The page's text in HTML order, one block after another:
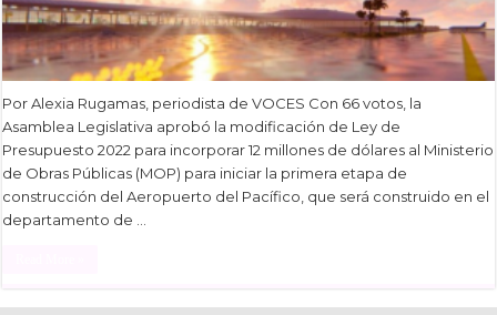
Por Alexia Rugamas, periodista de VOCES Con 66 votos, la
Asamblea Legislativa aprobó la modificación de Ley de
Presupuesto 2022 para incorporar 12 millones de dólares al Ministerio
de Obras Públicas (MOP) para iniciar la primera etapa de
construcción del Aeropuerto del Pacífico, que será construido en el
departamento de …